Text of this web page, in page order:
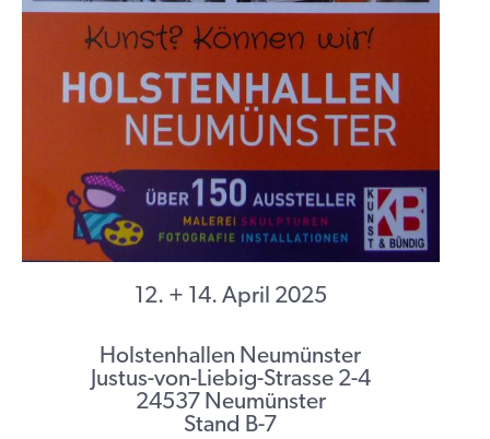
12. + 14. April 2025
Holstenhallen Neumünster
Justus-von-Liebig-Strasse 2-4
24537 Neumünster
Stand B-7